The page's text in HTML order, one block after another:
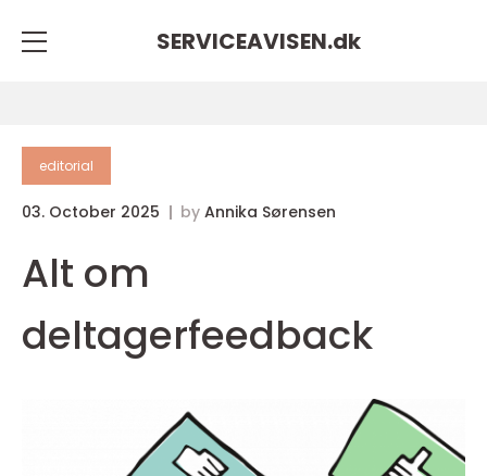
SERVICEAVISEN.dk
editorial
03. October 2025 by Annika Sørensen
Alt om
deltagerfeedback